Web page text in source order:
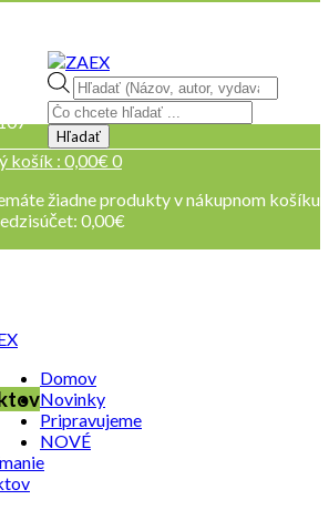
košík : 0,00€ 0
žiadne produkty v nákupnom košíku
0,00€
Products
search
Hľadať
Domov
Novinky
Pripravujeme
NOVÉ